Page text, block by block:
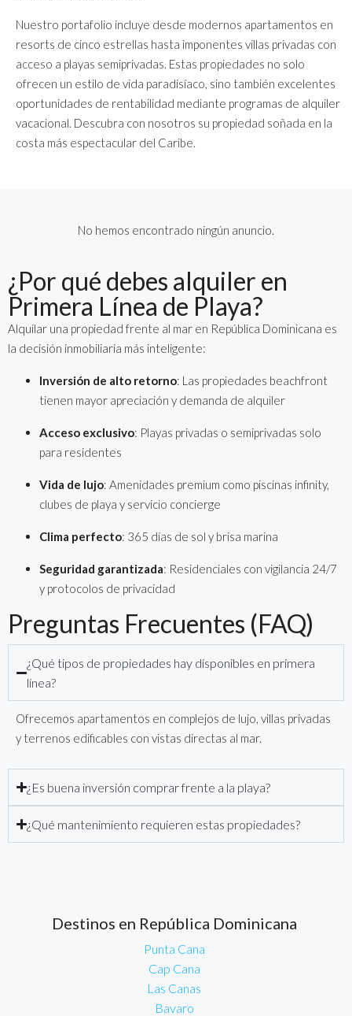
Nuestro portafolio incluye desde modernos apartamentos en
resorts de cinco estrellas hasta imponentes villas privadas con
acceso a playas semiprivadas. Estas propiedades no solo
ofrecen un estilo de vida paradisíaco, sino también excelentes
oportunidades de rentabilidad mediante programas de alquiler
vacacional. Descubra con nosotros su propiedad soñada en la
costa más espectacular del Caribe.
No hemos encontrado ningún anuncio.
¿Por qué debes alquiler en
Primera Línea de Playa?
Alquilar una propiedad frente al mar en República Dominicana es
la decisión inmobiliaria más inteligente:
Inversión de alto retorno: Las propiedades beachfront
tienen mayor apreciación y demanda de alquiler
Acceso exclusivo: Playas privadas o semiprivadas solo
para residentes
Vida de lujo: Amenidades premium como piscinas infinity,
clubes de playa y servicio concierge
Clima perfecto: 365 días de sol y brisa marina
Seguridad garantizada: Residenciales con vigilancia 24/7
y protocolos de privacidad
Preguntas Frecuentes (FAQ)
¿Qué tipos de propiedades hay disponibles en primera
línea?
Ofrecemos apartamentos en complejos de lujo, villas privadas
y terrenos edificables con vistas directas al mar.
¿Es buena inversión comprar frente a la playa?
¿Qué mantenimiento requieren estas propiedades?
Destinos en República Dominicana
Punta Cana
Cap Cana
Las Canas
Bavaro